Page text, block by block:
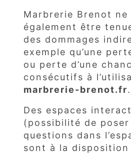
Marbrerie Brenot ne
également être
des dommages
exemple qu’une
ou perte d’une
consécutifs à
marbrerie-brenot.fr.
Des espaces
(possibilité de poser
questions dans
sont à la disposition